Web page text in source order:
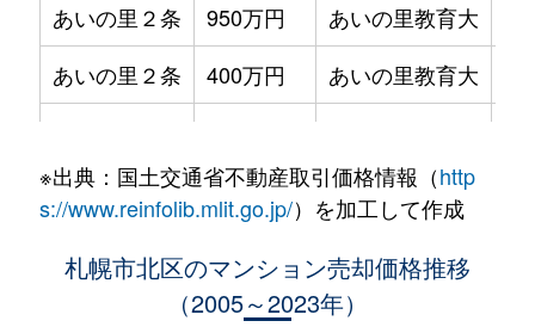
あいの里２条
950万円 あいの里教育大
あいの里２条
400万円 あいの里教育大
あいの里２条
400万円 あいの里教育大
720万円 あいの里教育大
※出典：国土交通省不動産取引価格情報（http
s://www.reinfolib.mlit.go.jp/）を加工して作成
札幌市北区のマンション売却価格推移
（2005～2023年）